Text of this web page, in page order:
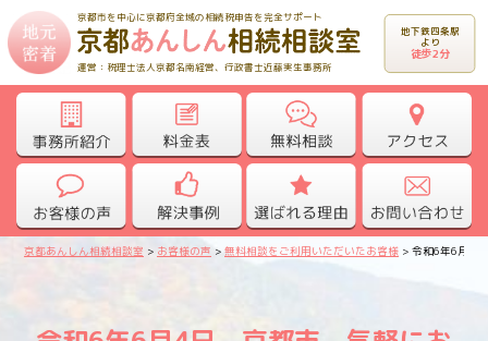
京都市を中心に京都府全域の相続税申告を完全サポート
運営：税理士法人京都名南経営、行政書士近藤実生事務所
地下鉄四条駅
より
徒歩2分
京都あんしん相続相談室 > お客様の声 >無料相談をご利用いただいたお客様 >令和6年6月4